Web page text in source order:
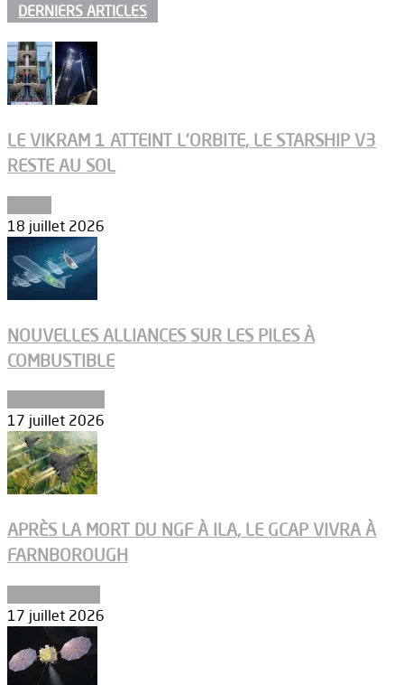
DERNIERS ARTICLES
LE VIKRAM 1 ATTEINT L’ORBITE, LE STARSHIP V3
RESTE AU SOL
18 juillet 2026
NOUVELLES ALLIANCES SUR LES PILES À
COMBUSTIBLE
17 juillet 2026
APRÈS LA MORT DU NGF À ILA, LE GCAP VIVRA À
FARNBOROUGH
17 juillet 2026